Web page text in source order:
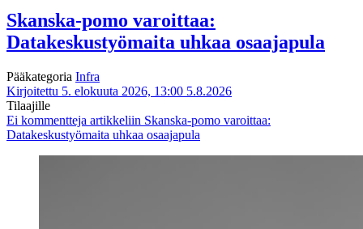
Skanska-pomo varoittaa:
Datakeskustyömaita uhkaa osaajapula
Pääkategoria Infra
Kirjoitettu 5. elokuuta 2026, 13:00 5.8.2026
Tilaajille
Ei kommentteja artikkeliin Skanska-pomo varoittaa:
Datakeskustyömaita uhkaa osaajapula